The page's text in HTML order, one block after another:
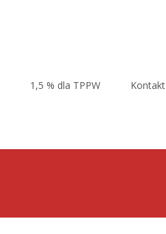
1,5 % dla TPPW Kontakt